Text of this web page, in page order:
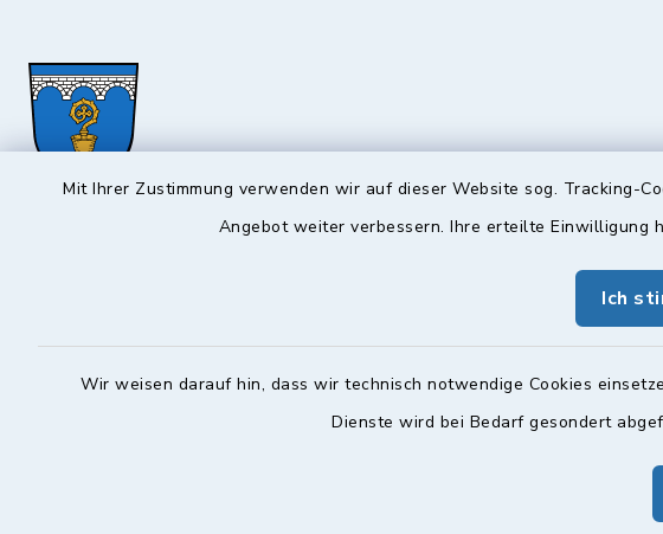
Mit Ihrer Zustimmung verwenden wir auf dieser Website sog. Tracking-
Angebot weiter verbessern. Ihre erteilte Einwilligung
Ich
Wir weisen darauf hin, dass wir technisch notwendige Cookies
Dienste wird bei Bedarf gesondert
Hochstadt a.Main
96272 Hochstadt a.Main
09574 6236-42
Öffnungszeiten
Montag, Mittwoch und
Donnerstag zusätzlich:
14:30-18:00 Uhr